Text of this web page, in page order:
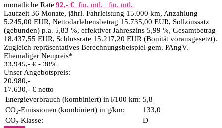
monatliche Rate 92,- € fin. mtl.
fin. mtl.
Laufzeit 36 Monate, jährl. Fahrleistung 15.000 km, Anzahlung
5.245,00 EUR, Nettodarlehensbetrag 15.735,00 EUR, Sollzinssatz
(gebunden) p.a. 5,83 %, effektiver Jahreszins 5,99 %, Gesamtbetrag
18.437,55 EUR, Schlussrate 15.217,20 EUR (Bonität vorausgesetzt).
Zugleich repräsentatives Berechnungsbeispiel gem. PAngV.
Ehemaliger Neupreis*
33.945,- € - 38%
Unser Angebotspreis:
20.980,-
17.630,- € netto
Energieverbrauch (kombiniert) in l/100 km: 5,8
CO₂-Emissionen (kombiniert) in g/km:
133,0
CO₂-Klasse:
D